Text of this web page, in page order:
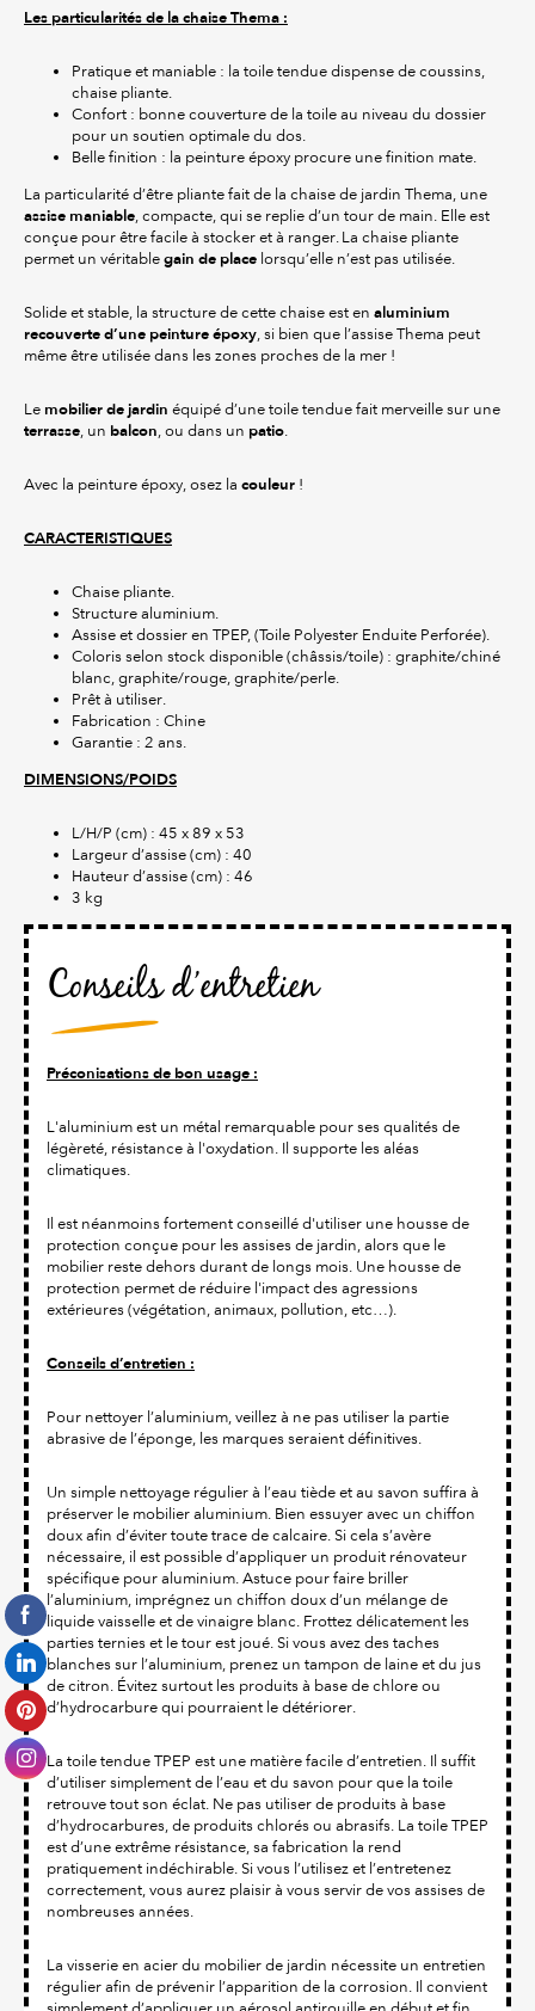
Les particularités de la chaise Thema :
Pratique et maniable : la toile tendue dispense de coussins,
chaise pliante.
Confort : bonne couverture de la toile au niveau du dossier
pour un soutien optimale du dos.
Belle finition : la peinture époxy procure une finition mate.
La particularité d’être pliante fait de la chaise de jardin Thema, une
assise maniable, compacte, qui se replie d’un tour de main. Elle est
conçue pour être facile à stocker et à ranger. La chaise pliante
permet un véritable gain de place lorsqu’elle n’est pas utilisée.
Solide et stable, la structure de cette chaise est en aluminium
recouverte d’une peinture époxy, si bien que l’assise Thema peut
même être utilisée dans les zones proches de la mer !
Le mobilier de jardin équipé d’une toile tendue fait merveille sur une
terrasse, un balcon, ou dans un patio.
Avec la peinture époxy, osez la couleur !
CARACTERISTIQUES
Chaise pliante.
Structure aluminium.
Assise et dossier en TPEP, (Toile Polyester Enduite Perforée).
Coloris selon stock disponible (châssis/toile) : graphite/chiné
blanc, graphite/rouge, graphite/perle.
Prêt à utiliser.
Fabrication : Chine
Garantie : 2 ans.
DIMENSIONS/POIDS
L/H/P (cm) : 45 x 89 x 53
Largeur d’assise (cm) : 40
Hauteur d’assise (cm) : 46
3 kg
Conseils d’entretien
Préconisations de bon usage :
L'aluminium est un métal remarquable pour ses qualités de
légèreté, résistance à l'oxydation. Il supporte les aléas
climatiques.
Il est néanmoins fortement conseillé d'utiliser une housse de
protection conçue pour les assises de jardin, alors que le
mobilier reste dehors durant de longs mois. Une housse de
protection permet de réduire l'impact des agressions
extérieures (végétation, animaux, pollution, etc…).
Conseils d’entretien :
Pour nettoyer l’aluminium, veillez à ne pas utiliser la partie
abrasive de l’éponge, les marques seraient définitives.
Un simple nettoyage régulier à l’eau tiède et au savon suffira à
préserver le mobilier aluminium. Bien essuyer avec un chiffon
doux afin d’éviter toute trace de calcaire. Si cela s’avère
nécessaire, il est possible d’appliquer un produit rénovateur
spécifique pour aluminium. Astuce pour faire briller
l’aluminium, imprégnez un chiffon doux d’un mélange de
liquide vaisselle et de vinaigre blanc. Frottez délicatement les
parties ternies et le tour est joué. Si vous avez des taches
blanches sur l’aluminium, prenez un tampon de laine et du jus
de citron. Évitez surtout les produits à base de chlore ou
d’hydrocarbure qui pourraient le détériorer.
La toile tendue TPEP est une matière facile d’entretien. Il suffit
d’utiliser simplement de l’eau et du savon pour que la toile
retrouve tout son éclat. Ne pas utiliser de produits à base
d’hydrocarbures, de produits chlorés ou abrasifs. La toile TPEP
est d’une extrême résistance, sa fabrication la rend
pratiquement indéchirable. Si vous l’utilisez et l’entretenez
correctement, vous aurez plaisir à vous servir de vos assises de
nombreuses années.
La visserie en acier du mobilier de jardin nécessite un entretien
régulier afin de prévenir l’apparition de la corrosion. Il convient